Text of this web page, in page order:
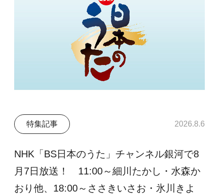
特集記事 2026.8.6
NHK「BS日本のうた」チャンネル銀河で8
月7日放送！ 11:00～細川たかし・水森か
おり他、18:00～ささきいさお・氷川きよ